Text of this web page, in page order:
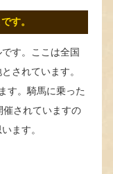
す。
す。ここは全国
されています。
す。騎馬に乗った
されていますの
ます。